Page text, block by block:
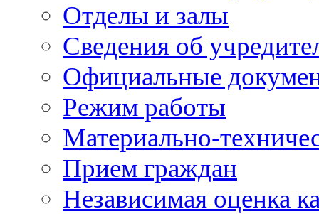
Отделы и залы
Сведения об
Официальные
Режим работы
Материально-
Прием граждан
Независимая оценка